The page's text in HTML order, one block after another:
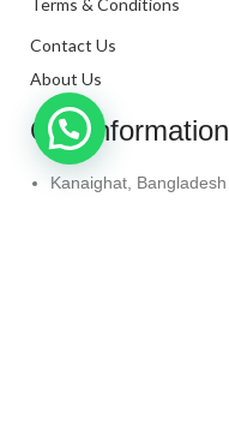
Terms & Conditions
Contact Us
About Us
Our Information
Kanaighat, Bangladesh